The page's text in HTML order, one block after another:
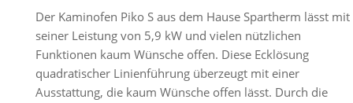
Der Kaminofen Piko S aus dem Hause Spartherm lässt mit
seiner Leistung von 5,9 kW und vielen nützlichen
Funktionen kaum Wünsche offen. Diese Ecklösung
quadratischer Linienführung überzeugt mit einer
Ausstattung, die kaum Wünsche offen lässt. Durch die